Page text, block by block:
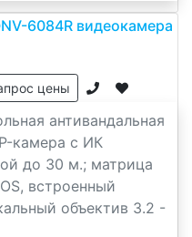
6084R видеокамера
цены
антивандальная
камера с ИК
до 30 м.; матрица
встроенный
объектив 3.2 -